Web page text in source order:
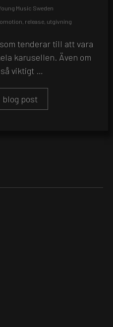
Music Sweden
, release, utgivning
tenderar till att vara
karusellen. Även om
viktigt …
blog post